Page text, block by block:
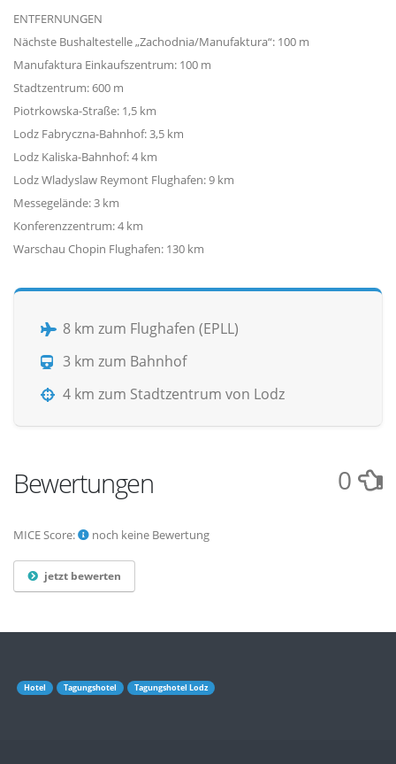
ENTFERNUNGEN
Nächste Bushaltestelle „Zachodnia/Manufaktura“: 100 m
Manufaktura Einkaufszentrum: 100 m
Stadtzentrum: 600 m
Piotrkowska-Straße: 1,5 km
Lodz Fabryczna-Bahnhof: 3,5 km
Lodz Kaliska-Bahnhof: 4 km
Lodz Wladyslaw Reymont Flughafen: 9 km
Messegelände: 3 km
Konferenzzentrum: 4 km
Warschau Chopin Flughafen: 130 km
8 km zum Flughafen (EPLL)
3 km zum Bahnhof
4 km zum Stadtzentrum von Lodz
Bewertungen 0
MICE Score: noch keine Bewertung
jetzt bewerten
Hotel Tagungshotel Tagungshotel Lodz